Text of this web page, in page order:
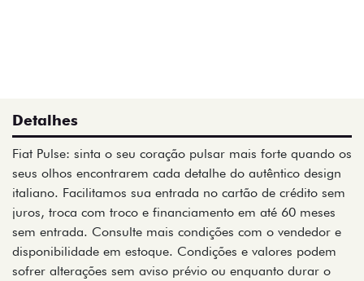
Detalhes
Fiat Pulse: sinta o seu coração pulsar mais forte quando os
seus olhos encontrarem cada detalhe do autêntico design
italiano. Facilitamos sua entrada no cartão de crédito sem
juros, troca com troco e financiamento em até 60 meses
sem entrada. Consulte mais condições com o vendedor e
disponibilidade em estoque. Condições e valores podem
sofrer alterações sem aviso prévio ou enquanto durar o